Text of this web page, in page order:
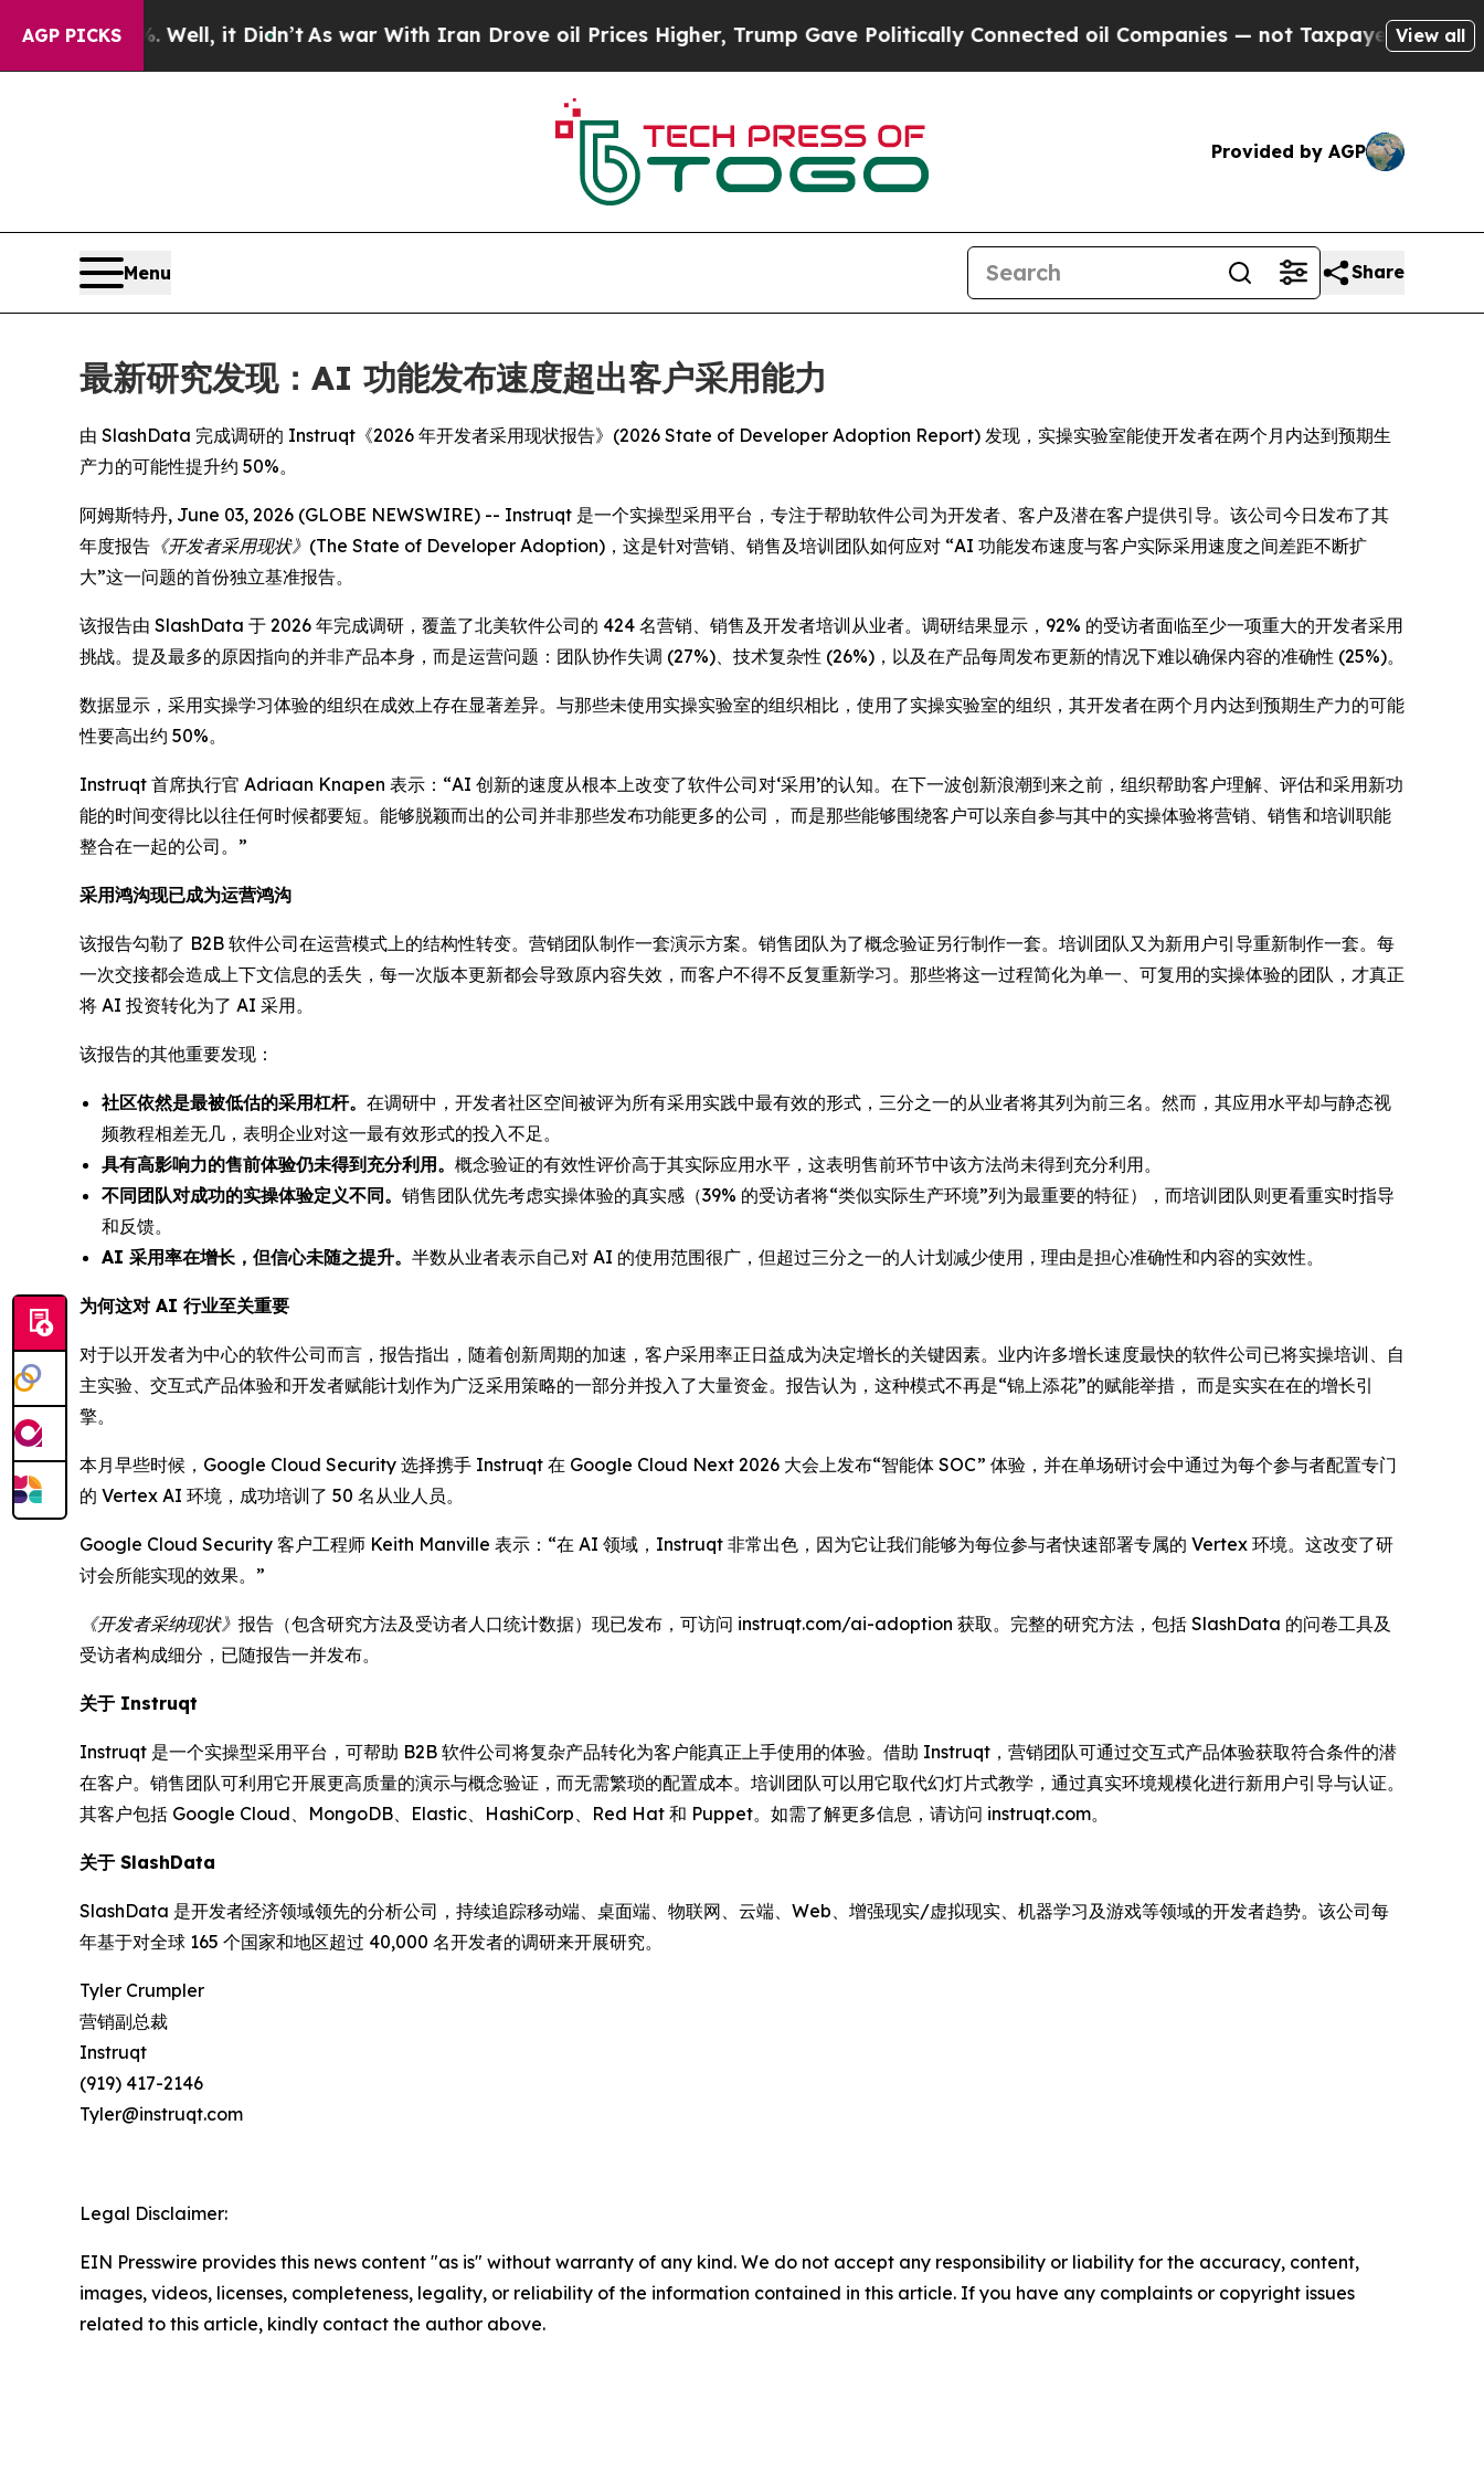
AGP PICKS
40%. Well, it Didn’t As war With Iran Drove oil Prices Higher, Trump Gave Politically Connected oil Companies — not Taxpayers — the Chance
View all
Provided by AGP
Menu Share
最新研究发现：AI 功能发布速度超出客户采用能力
由 SlashData 完成调研的 Instruqt《2026 年开发者采用现状报告》(2026 State of Developer Adoption Report) 发现，实操实验室能使开发者在两个月内达到预期生
产力的可能性提升约 50%。
阿姆斯特丹, June 03, 2026 (GLOBE NEWSWIRE) -- Instruqt 是一个实操型采用平台，专注于帮助软件公司为开发者、客户及潜在客户提供引导。该公司今日发布了其
年度报告 《开发者采用现状》(The State of Developer Adoption) ，这是针对营销、销售及培训团队如何应对 “AI 功能发布速度与客户实际采用速度之间差距不断扩
大”这一问题的首份独立基准报告。
该报告由 SlashData 于 2026 年完成调研，覆盖了北美软件公司的 424 名营销、销售及开发者培训从业者。调研结果显示，92% 的受访者面临至少一项重大的开发者采用
挑战。提及最多的原因指向的并非产品本身，而是运营问题：团队协作失调 (27%)、技术复杂性 (26%)，以及在产品每周发布更新的情况下难以确保内容的准确性 (25%)。
数据显示，采用实操学习体验的组织在成效上存在显著差异。与那些未使用实操实验室的组织相比，使用了实操实验室的组织，其开发者在两个月内达到预期生产力的可能
性要高出约 50%。
Instruqt 首席执行官 Adriaan Knapen 表示：“AI 创新的速度从根本上改变了软件公司对‘采用’的认知。在下一波创新浪潮到来之前，组织帮助客户理解、评估和采用新功
能的时间变得比以往任何时候都要短。能够脱颖而出的公司并非那些发布功能更多的公司， 而是那些能够围绕客户可以亲自参与其中的实操体验将营销、销售和培训职能
整合在一起的公司。”
采用鸿沟现已成为运营鸿沟
该报告勾勒了 B2B 软件公司在运营模式上的结构性转变。营销团队制作一套演示方案。销售团队为了概念验证另行制作一套。培训团队又为新用户引导重新制作一套。每
一次交接都会造成上下文信息的丢失，每一次版本更新都会导致原内容失效，而客户不得不反复重新学习。那些将这一过程简化为单一、可复用的实操体验的团队，才真正
将 AI 投资转化为了 AI 采用。
该报告的其他重要发现：
社区依然是最被低估的采用杠杆。 在调研中，开发者社区空间被评为所有采用实践中最有效的形式，三分之一的从业者将其列为前三名。然而，其应用水平却与静态视
频教程相差无几，表明企业对这一最有效形式的投入不足。
具有高影响力的售前体验仍未得到充分利用。 概念验证的有效性评价高于其实际应用水平，这表明售前环节中该方法尚未得到充分利用。
不同团队对成功的实操体验定义不同。 销售团队优先考虑实操体验的真实感（39% 的受访者将“类似实际生产环境”列为最重要的特征），而培训团队则更看重实时指导
和反馈。
AI 采用率在增长，但信心未随之提升。 半数从业者表示自己对 AI 的使用范围很广，但超过三分之一的人计划减少使用，理由是担心准确性和内容的实效性。
为何这对 AI 行业至关重要
对于以开发者为中心的软件公司而言，报告指出，随着创新周期的加速，客户采用率正日益成为决定增长的关键因素。业内许多增长速度最快的软件公司已将实操培训、自
主实验、交互式产品体验和开发者赋能计划作为广泛采用策略的一部分并投入了大量资金。报告认为，这种模式不再是“锦上添花”的赋能举措， 而是实实在在的增长引
擎。
本月早些时候，Google Cloud Security 选择携手 Instruqt 在 Google Cloud Next 2026 大会上发布“智能体 SOC” 体验，并在单场研讨会中通过为每个参与者配置专门
的 Vertex AI 环境，成功培训了 50 名从业人员。
Google Cloud Security 客户工程师 Keith Manville 表示：“在 AI 领域，Instruqt 非常出色，因为它让我们能够为每位参与者快速部署专属的 Vertex 环境。这改变了研
讨会所能实现的效果。”
《开发者采纳现状》 报告（包含研究方法及受访者人口统计数据）现已发布，可访问 instruqt.com/ai-adoption 获取。完整的研究方法，包括 SlashData 的问卷工具及
受访者构成细分，已随报告一并发布。
关于 Instruqt
Instruqt 是一个实操型采用平台，可帮助 B2B 软件公司将复杂产品转化为客户能真正上手使用的体验。借助 Instruqt，营销团队可通过交互式产品体验获取符合条件的潜
在客户。销售团队可利用它开展更高质量的演示与概念验证，而无需繁琐的配置成本。培训团队可以用它取代幻灯片式教学，通过真实环境规模化进行新用户引导与认证。
其客户包括 Google Cloud、MongoDB、Elastic、HashiCorp、Red Hat 和 Puppet。如需了解更多信息，请访问 instruqt.com。
关于 SlashData
SlashData 是开发者经济领域领先的分析公司，持续追踪移动端、桌面端、物联网、云端、Web、增强现实/虚拟现实、机器学习及游戏等领域的开发者趋势。该公司每
年基于对全球 165 个国家和地区超过 40,000 名开发者的调研来开展研究。
Tyler Crumpler
营销副总裁
Instruqt
(919) 417-2146
Tyler@instruqt.com
Legal Disclaimer:
EIN Presswire provides this news content "as is" without warranty of any kind. We do not accept any responsibility or liability for the accuracy, content,
images, videos, licenses, completeness, legality, or reliability of the information contained in this article. If you have any complaints or copyright issues
related to this article, kindly contact the author above.